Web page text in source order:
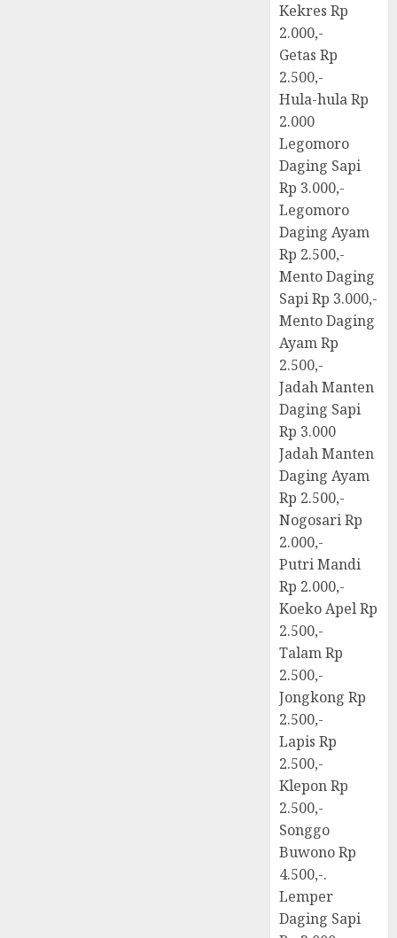
Kekres Rp
2.000,-
Getas Rp
2.500,-
Hula-hula Rp
2.000
Legomoro
Daging Sapi
Rp 3.000,-
Legomoro
Daging Ayam
Rp 2.500,-
Mento Daging
Sapi Rp 3.000,-
Mento Daging
Ayam Rp
2.500,-
Jadah Manten
Daging Sapi
Rp 3.000
Jadah Manten
Daging Ayam
Rp 2.500,-
Nogosari Rp
2.000,-
Putri Mandi
Rp 2.000,-
Koeko Apel Rp
2.500,-
Talam Rp
2.500,-
Jongkong Rp
2.500,-
Lapis Rp
2.500,-
Klepon Rp
2.500,-
Songgo
Buwono Rp
4.500,-.
Lemper
Daging Sapi